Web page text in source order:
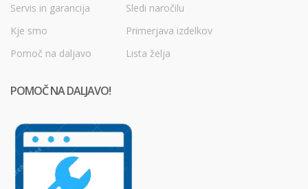
Servis in garancija
Kje smo
Pomoč na daljavo
Sledi naročilu
Primerjava izdelkov
Lista želja
POMOČ NA DALJAVO!